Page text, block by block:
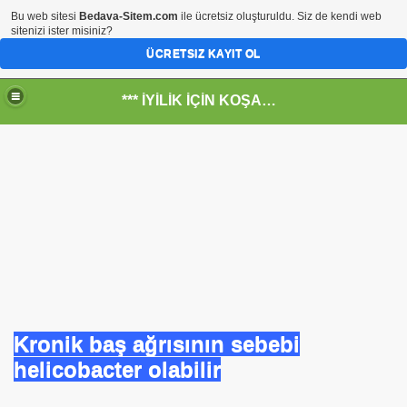
*** İYİLİK İÇİN KOŞANLARIN YERİ***
Kronik baş ağrısının sebebi
helicobacter olabilir
Bu web sitesi Bedava-Sitem.com ile ücretsiz oluşturuldu. Siz de kendi web
sitenizi ister misiniz?
ÜCRETSIZ KAYIT OL